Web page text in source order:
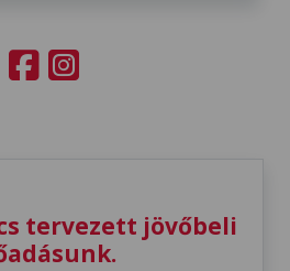
tervezett jövőbeli